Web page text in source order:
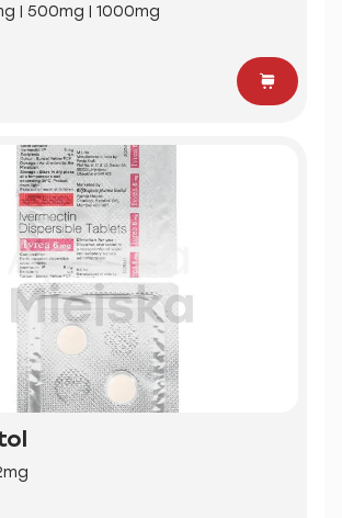
| 500mg | 1000mg